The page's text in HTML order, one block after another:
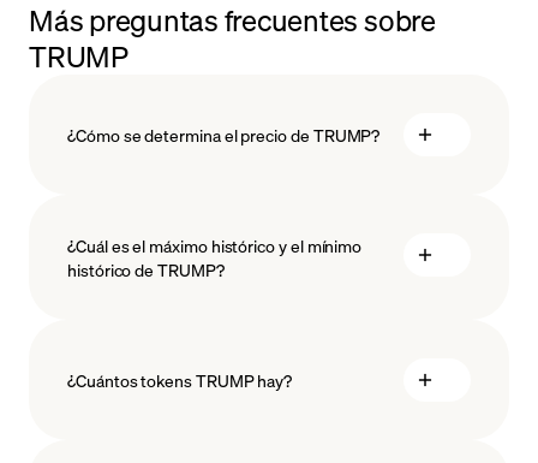
Más preguntas frecuentes sobre
TRUMP
¿Cómo se determina el precio de TRUMP?
¿Cuál es el máximo histórico y el mínimo
histórico de TRUMP?
¿Cuántos tokens TRUMP hay?